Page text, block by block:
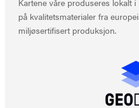
Kartene våre produseres lokalt
på kvalitetsmaterialer fra
miljøsertifisert produksjon.